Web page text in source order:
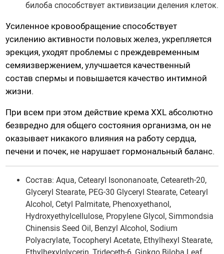
Гидропомпы Bathmate
Помпы мужские
Помпа для клитора и вагины
Помпы для груди и сосков женские
Насадки для помп
Кольца без вибрации
Кольца и насадки с вибрацией
Насадки-удлинители
Насадки для двойного проникновения
Насадки на палец
билоба способствует активизации деления клеток.
Усиленное кровообращение способствует
усилению активности половых желез, укрепляется
эрекция, уходят проблемы с преждевременным
семяизвержением, улучшается качественный
состав спермы и повышается качество интимной
жизни.
При всем при этом действие крема XXL абсолютно
безвредно для общего состояния организма, он не
оказывает никакого влияния на работу сердца,
печени и почек, не нарушает гормональный баланс.
Состав: Aqua, Cetearyl Isononanoate, Ceteareth-20,
Glyceryl Stearate, PEG-30 Glyceryl Stearate, Cetearyl
Alcohol, Cetyl Palmitate, Phenoxyethanol,
Hydroxyethylcellulose, Propylene Glycol, Simmondsia
Chinensis Seed Oil, Benzyl Alcohol, Sodium
Polyacrylate, Tocopheryl Acetate, Ethylhexyl Stearate,